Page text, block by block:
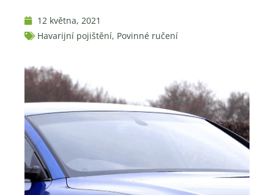
12 května, 2021
Havarijní pojištění, Povinné ručení